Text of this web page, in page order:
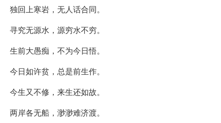
独回上寒岩，无人话合同。
寻究无源水，源穷水不穷。
生前大愚痴，不为今日悟。
今日如许贫，总是前生作。
今生又不修，来生还如故。
两岸各无船，渺渺难济渡。